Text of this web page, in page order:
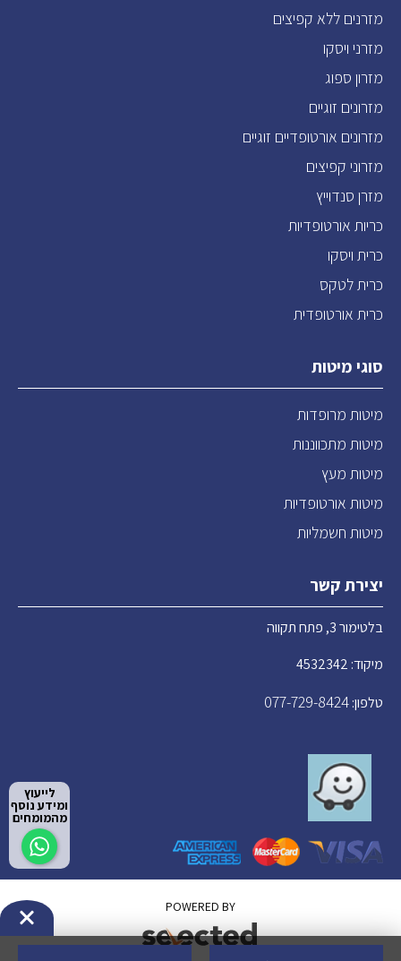
לייעוץ
ומידע נוסף
מהמומחים
מזרנים ללא קפיצים
מזרני ויסקו
מזרון ספוג
מזרונים זוגיים
מזרונים אורטופדיים זוגיים
מזרוני קפיצים
מזרן סנדוייץ
כריות אורטופדיות
כרית ויסקו
כרית לטקס
כרית אורטופדית
סוגי מיטות
מיטות מרופדות
מיטות מתכווננות
מיטות מעץ
מיטות אורטופדיות
מיטות חשמליות
יצירת קשר
בלטימור 3, פתח תקווה
מיקוד: 4532342
טלפון:077-729-8424
POWERED BY